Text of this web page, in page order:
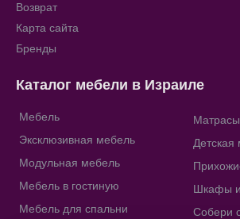
Возврат
Карта сайта
Бренды
Каталог мебели в Израиле
Мебель
Эксклюзивная мебель
Модульная мебель
Мебель в гостиную
Мебель для спальни
Матрасы
Детская
Шкафы и
Собери